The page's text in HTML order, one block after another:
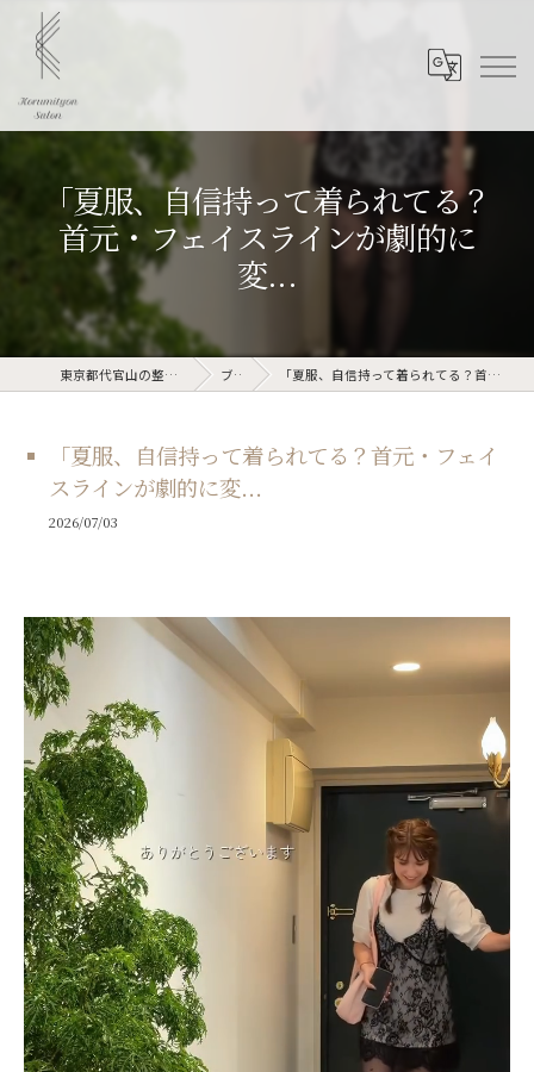
「夏服、自信持って着られてる？
首元・フェイスラインが劇的に
変...
東京都代官山の整体なら骨美整salon ブログ 「夏服、自信持って着られてる？首元・フェイスラインが劇的に変...
「夏服、自信持って着られてる？首元・フェイ
スラインが劇的に変...
2026/07/03